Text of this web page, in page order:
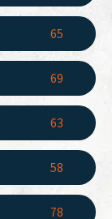
65
69
63
58
78